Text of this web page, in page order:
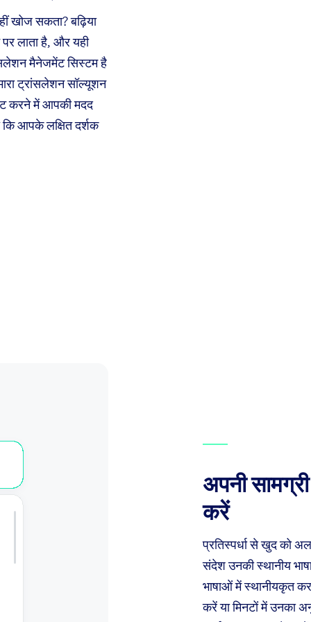
खोज सकता? बढ़िया
लाता है, और यही
मैनेजमेंट सिस्टम है
ट्रांसलेशन सॉल्यूशन
करने में आपकी मदद
आपके लक्षित दर्शक
अपनी
करें
प्रतिस्पर्धा से खुद को
संदेश उनकी स्थानीय
भाषाओं में स्थानीयकृत
करें या मिनटों में उनका